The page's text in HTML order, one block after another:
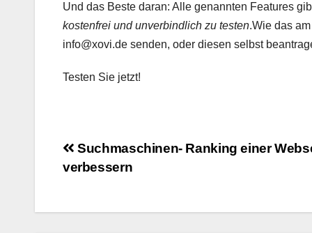
Und das Beste daran: Alle genannten Features
kostenfrei und unverbindlich zu testen.Wie das
info@xovi.de senden, oder diesen selbst
Testen Sie jetzt!
Beitragsnavigation
Suchmaschinen- Ranking einer
verbessern